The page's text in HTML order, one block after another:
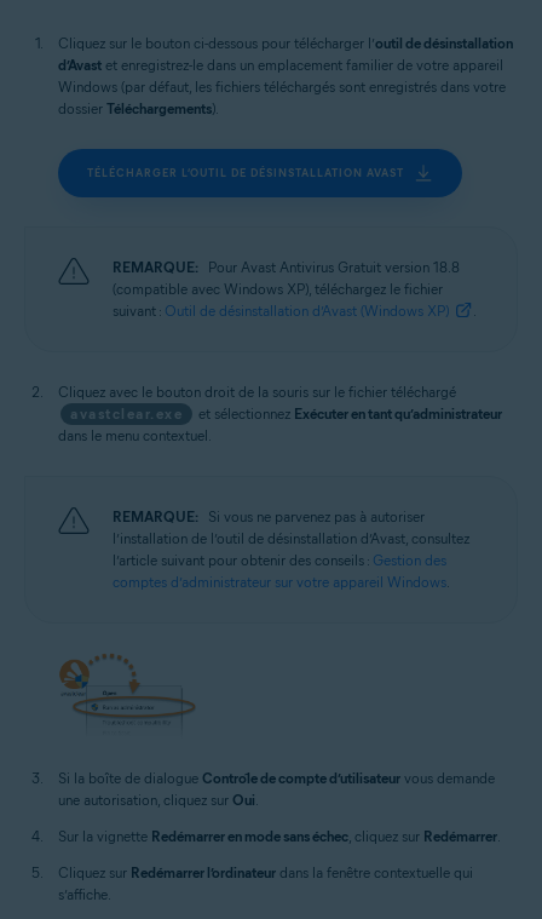
Cliquez sur le bouton ci-dessous pour télécharger l’outil de désinstallation
d’Avast et enregistrez-le dans un emplacement familier de votre appareil
Windows (par défaut, les fichiers téléchargés sont enregistrés dans votre
dossier Téléchargements).
TÉLÉCHARGER L’OUTIL DE DÉSINSTALLATION AVAST
REMARQUE:
Pour Avast Antivirus Gratuit version 18.8
(compatible avec Windows XP), téléchargez le fichier
suivant : Outil de désinstallation d’Avast (Windows XP) .
Cliquez avec le bouton droit de la souris sur le fichier téléchargé
avastclear.exe
et sélectionnez Exécuter en tant qu’administrateur
dans le menu contextuel.
REMARQUE:
Si vous ne parvenez pas à autoriser
l’installation de l’outil de désinstallation d’Avast, consultez
l’article suivant pour obtenir des conseils : Gestion des
comptes d’administrateur sur votre appareil Windows.
Si la boîte de dialogue Contrôle de compte d’utilisateur vous demande
une autorisation, cliquez sur Oui
Sur la vignette Redémarrer en mode sans échec , cliquez sur Redémarrer
Cliquez sur Redémarrer l’ordinateur dans la fenêtre contextuelle qui
s’affiche.